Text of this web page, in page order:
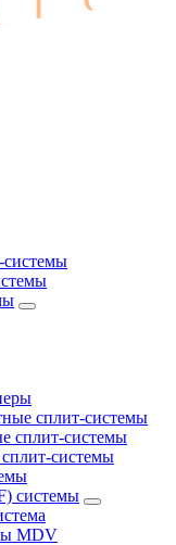
сплит-системы
сплит-системы
системы
системы
MDV